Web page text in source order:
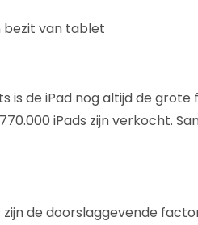
bezit van tablet
is de iPad nog altijd de
iPads zijn verkocht.
de doorslaggevende